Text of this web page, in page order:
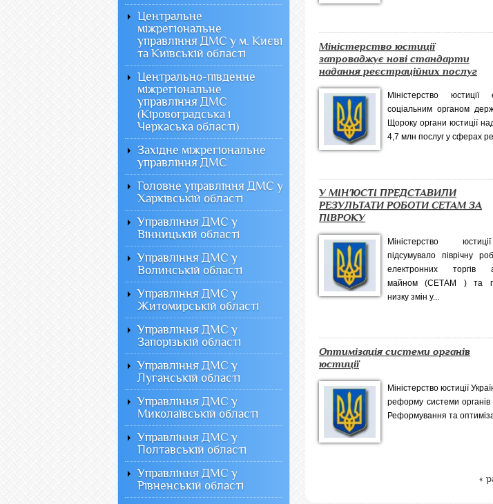
Міністерство юстиції
запроваджує нові стандарти
надання реєстраційних послуг
Міністерство
соціальним органом
Щороку органи юстиції
4,7 млн послуг у сферах
У МІН’ЮСТІ ПРЕДСТАВИЛИ
РЕЗУЛЬТАТИ РОБОТИ СЕТАМ ЗА
ПІВРОКУ
Міністерство
підсумувало піврічну
електронних торгів
майном (СЕТАМ ) та
низку змін у...
Оптимізація системи органів
юстиції
Міністерство юстиції
реформу системи
Реформування та
«
Центральне
міжрегіональне
управління ДМС у м. Києві
та Київській області
Центрально-південне
міжрегіональне
управління ДМС
(Кіровоградська і
Черкаська області)
Західне міжрегіональне
управління ДМС
Головне управління ДМС у
Харківській області
Управління ДМС у
Вінницькій області
Управління ДМС у
Волинській області
Управління ДМС у
Житомирській області
Управління ДМС у
Запорізькій області
Управління ДМС у
Луганській області
Управління ДМС у
Миколаївській області
Управління ДМС у
Полтавській області
Управління ДМС у
Рівненській області